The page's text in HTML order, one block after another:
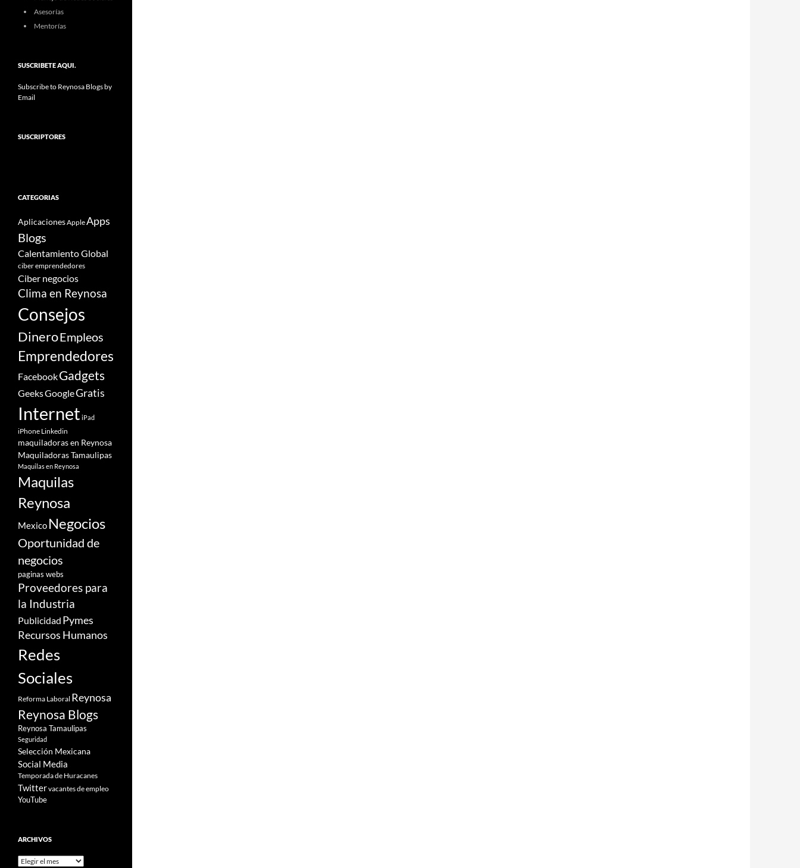
Asesorías
Mentorías
SUSCRIBETE AQUI.
Subscribe to Reynosa Blogs by
Email
SUSCRIPTORES
CATEGORIAS
Aplicaciones AppleApps
Blogs
Calentamiento Global
ciber emprendedores
Ciber negocios
Clima en Reynosa
Consejos
DineroEmpleos
Emprendedores
FacebookGadgets
GeeksGoogleGratis
Internet iPad
iPhone Linkedin
maquiladoras en Reynosa
Maquiladoras Tamaulipas
Maquilas en Reynosa
Maquilas
Reynosa
Mexico Negocios
Oportunidad de
negocios
paginas webs
Proveedores para
la Industria
Publicidad Pymes
Recursos Humanos
Redes
Sociales
Reforma Laboral Reynosa
Reynosa Blogs
Reynosa Tamaulipas
Seguridad
Selección Mexicana
Social Media
Temporada de Huracanes
Twittervacantes de empleo
YouTube
ARCHIVOS
Archivos